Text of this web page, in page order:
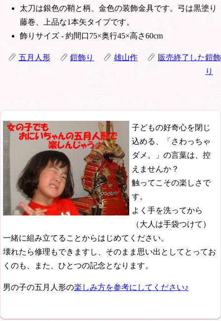
太刀は銀色の鞘と柄、金色の装飾金具です。弓は黒塗り
藤巻、上品な1本矢タイプです。
飾りサイズ - 約間口75×奥行45×高さ60cm
五月人形 鎧飾り 雄山作
販売終了した鎧飾
り
子どもの好奇心を閉じ
込める、「さわっちゃ
ダメ。」の言葉は、控
えませんか？
触ってこその楽しさで
す。
よく手を洗ってから
（大人は手袋つけて）
一緒に組み立てることからはじめてください。
壊れたら修理もできますし、そのまま思い出としてとってお
くのも、また、ひとつの記念となります。
男の子の五月人形の楽しみ方を参考にしてください♪